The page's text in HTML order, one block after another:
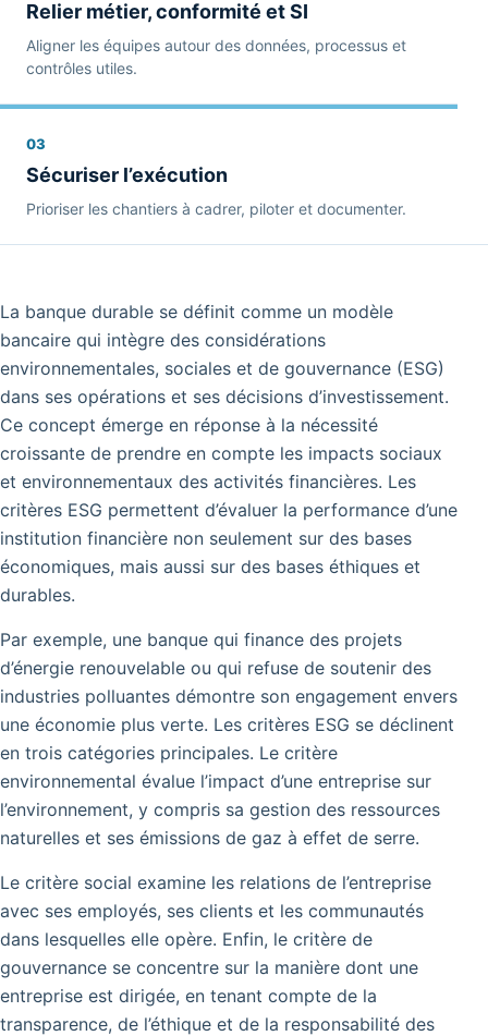
Relier métier, conformité et SI
Aligner les équipes autour des données, processus et
contrôles utiles.
03
Sécuriser l’exécution
Prioriser les chantiers à cadrer, piloter et documenter.
La banque durable se définit comme un modèle
bancaire qui intègre des considérations
environnementales, sociales et de gouvernance (ESG)
dans ses opérations et ses décisions d’investissement.
Ce concept émerge en réponse à la nécessité
croissante de prendre en compte les impacts sociaux
et environnementaux des activités financières. Les
critères ESG permettent d’évaluer la performance d’une
institution financière non seulement sur des bases
économiques, mais aussi sur des bases éthiques et
durables.
Par exemple, une banque qui finance des projets
d’énergie renouvelable ou qui refuse de soutenir des
industries polluantes démontre son engagement envers
une économie plus verte. Les critères ESG se déclinent
en trois catégories principales. Le critère
environnemental évalue l’impact d’une entreprise sur
l’environnement, y compris sa gestion des ressources
naturelles et ses émissions de gaz à effet de serre.
Le critère social examine les relations de l’entreprise
avec ses employés, ses clients et les communautés
dans lesquelles elle opère. Enfin, le critère de
gouvernance se concentre sur la manière dont une
entreprise est dirigée, en tenant compte de la
transparence, de l’éthique et de la responsabilité des